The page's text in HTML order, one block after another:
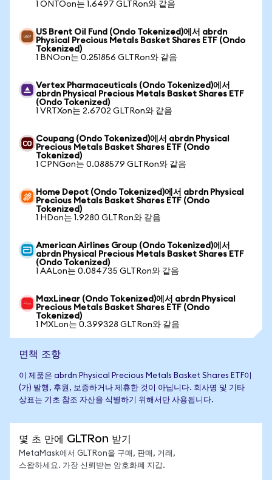
1 ONTOon는 1.6497 GLTRon와 같음
US Brent Oil Fund (Ondo Tokenized)에서 abrdn
Physical Precious Metals Basket Shares ETF (Ondo
Tokenized)
1 BNOon는 0.251856 GLTRon와 같음
Vertex Pharmaceuticals (Ondo Tokenized)에서
abrdn Physical Precious Metals Basket Shares ETF
(Ondo Tokenized)
1 VRTXon는 2.6702 GLTRon와 같음
Coupang (Ondo Tokenized)에서 abrdn Physical
Precious Metals Basket Shares ETF (Ondo
Tokenized)
1 CPNGon는 0.088579 GLTRon와 같음
Home Depot (Ondo Tokenized)에서 abrdn Physical
Precious Metals Basket Shares ETF (Ondo
Tokenized)
1 HDon는 1.9280 GLTRon와 같음
American Airlines Group (Ondo Tokenized)에서
abrdn Physical Precious Metals Basket Shares ETF
(Ondo Tokenized)
1 AALon는 0.084735 GLTRon와 같음
MaxLinear (Ondo Tokenized)에서 abrdn Physical
Precious Metals Basket Shares ETF (Ondo
Tokenized)
1 MXLon는 0.399328 GLTRon와 같음
면책 조항
이 제품은 abrdn Physical Precious Metals Basket Shares ETF이
(가) 발행, 후원, 보증하거나 제휴한 것이 아닙니다. 회사명 및 기타
상표는 기초 참조 자산을 식별하기 위해서만 사용됩니다.
몇 초 만에 GLTRon 받기
MetaMask에서 GLTRon을 구매, 판매, 거래,
스왑하세요. 가장 신뢰받는 암호화폐 지갑.